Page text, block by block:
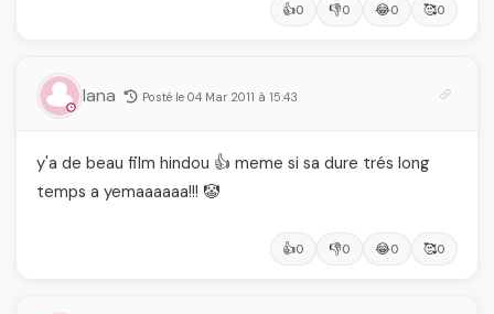
👍0 👎0 😂0 🥰0
lana Posté le 04 Mar 2011 à 15:43
y'a de beau film hindou 👍 meme si sa dure trés long
temps a yemaaaaaa!!! 🤡
👍0 👎0 😂0 🥰0